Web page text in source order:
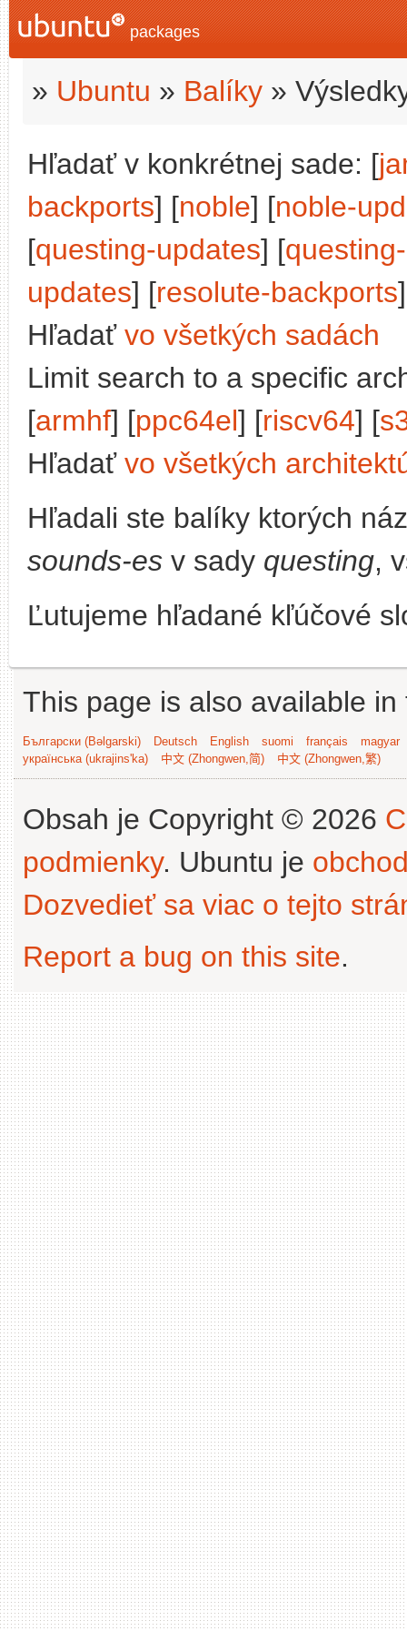
packages
» Ubuntu » Balíky »
Hľadať v konkrétnej sade: [
backports] [noble] [noble-
[questing-updates] [
updates] [resolute-backports
Hľadať vo všetkých sadách
Limit search to a specific
[armhf] [ppc64el] [riscv64] [
Hľadať vo všetkých
Hľadali ste balíky ktorých
sounds-es v sady questing,
Ľutujeme hľadané kľúčové
This page is also available
Български (Bəlgarski) Deutsch English suomi français
magyar
українська (ukrajins'ka)
中文 (Zhongwen,简) 中文 (Zhongwen,繁)
Obsah je Copyright © 2026
podmienky. Ubuntu je
Dozvedieť sa viac o tejto
Report a bug on this site.